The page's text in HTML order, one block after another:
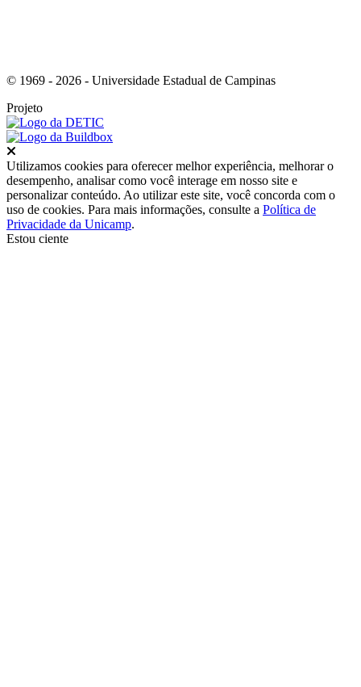
© 1969 - 2026 - Universidade Estadual de Campinas
Projeto
Utilizamos cookies para oferecer melhor experiência, melhorar o
desempenho, analisar como você interage em nosso site e
personalizar conteúdo. Ao utilizar este site, você concorda com o
uso de cookies. Para mais informações, consulte a Política de
Privacidade da Unicamp.
Estou ciente